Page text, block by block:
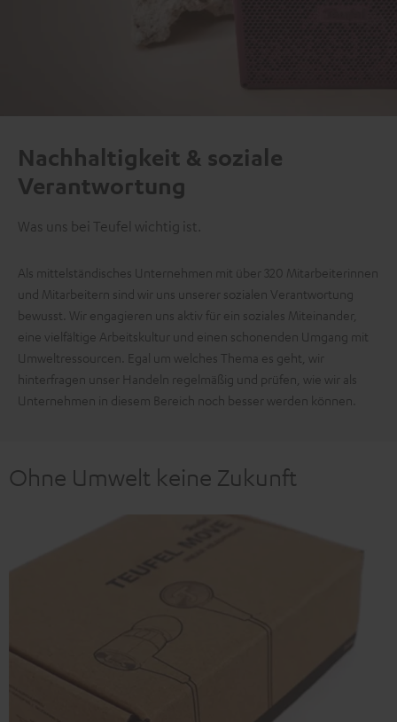
Nachhaltigkeit & soziale
Verantwortung
Was uns bei Teufel wichtig ist.
Als mittelständisches Unternehmen mit über 320 Mitarbeiterinnen
und Mitarbeitern sind wir uns unserer sozialen Verantwortung
bewusst. Wir engagieren uns aktiv für ein soziales Miteinander,
eine vielfältige Arbeitskultur und einen schonenden Umgang mit
Umweltressourcen. Egal um welches Thema es geht, wir
hinterfragen unser Handeln regelmäßig und prüfen, wie wir als
Unternehmen in diesem Bereich noch besser werden können.
Ohne Umwelt keine Zukunft